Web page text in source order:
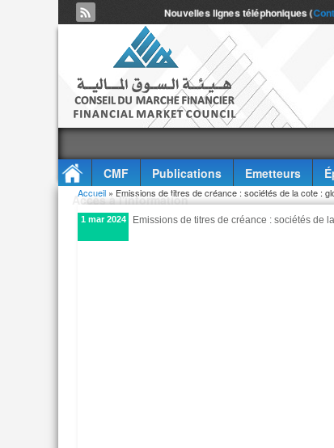
Nouvelles lignes téléphoniques (
CMF Publications Emetteurs
Accès à l'information
Vous êtes ici
Accueil » Emissions de titres de créance : sociétés de la cote :
1 mar 2024 Emissions de titres de créance : sociétés de